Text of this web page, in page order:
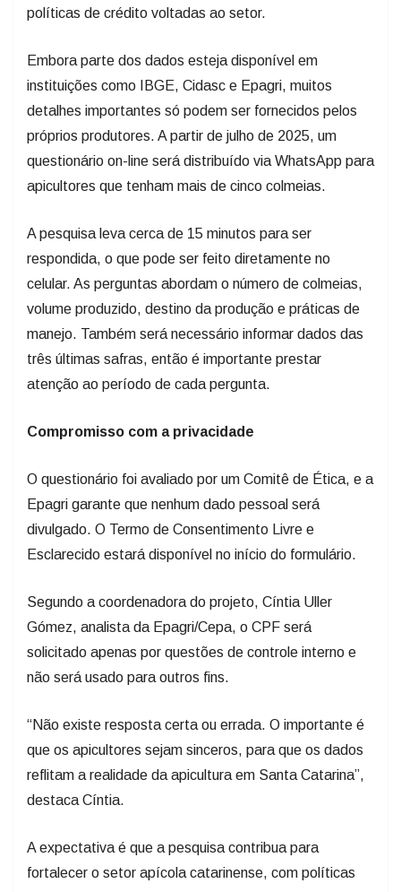
instituições como IBGE, Cidasc e Epagri, muitos
detalhes importantes só podem ser fornecidos pelos
próprios produtores. A partir de julho de 2025, um
questionário on-line será distribuído via WhatsApp para
apicultores que tenham mais de cinco colmeias.
respondida, o que pode ser feito diretamente no
celular. As perguntas abordam o número de colmeias,
volume produzido, destino da produção e práticas de
manejo. Também será necessário informar dados das
três últimas safras, então é importante prestar
atenção ao período de cada pergunta.
Epagri garante que nenhum dado pessoal será
divulgado. O Termo de Consentimento Livre e
Esclarecido estará disponível no início do formulário.
Gómez, analista da Epagri/Cepa, o CPF será
solicitado apenas por questões de controle interno e
não será usado para outros fins.
que os apicultores sejam sinceros, para que os dados
reflitam a realidade da apicultura em Santa Catarina”,
destaca Cíntia.
fortalecer o setor apícola catarinense, com políticas
mais adequadas à realidade dos produtores. A